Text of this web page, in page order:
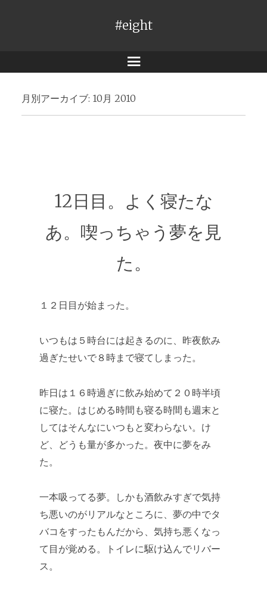
#eight
メ
ュ
ー
月別アーカイブ: 10月 2010
12日目。よく寝たな
あ。喫っちゃう夢を見
た。
１２日目が始まった。
いつもは５時台には起きるのに、昨夜飲み
過ぎたせいで８時まで寝てしまった。
昨日は１６時過ぎに飲み始めて２０時半頃
に寝た。はじめる時間も寝る時間も週末と
してはそんなにいつもと変わらない。け
ど、どうも量が多かった。夜中に夢をみ
た。
一本吸ってる夢。しかも酒飲みすぎで気持
ち悪いのがリアルなところに、夢の中でタ
バコをすったもんだから、気持ち悪くなっ
て目が覚める。トイレに駆け込んでリバー
ス。